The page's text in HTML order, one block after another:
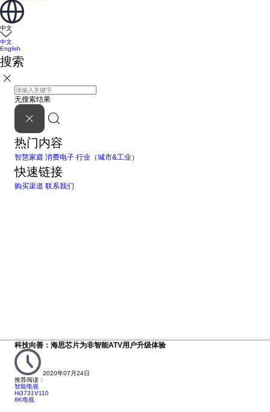
中文
中文
English
搜索
无搜索结果
热门内容
智慧家庭 消费电子 行业（城市&工业）
快速链接
购买渠道 联系我们
科技向善：海思芯片为非智能ATV用户升级体验
2020年07月24日
推荐阅读：
智能电视
Hi3731V110
8K电视